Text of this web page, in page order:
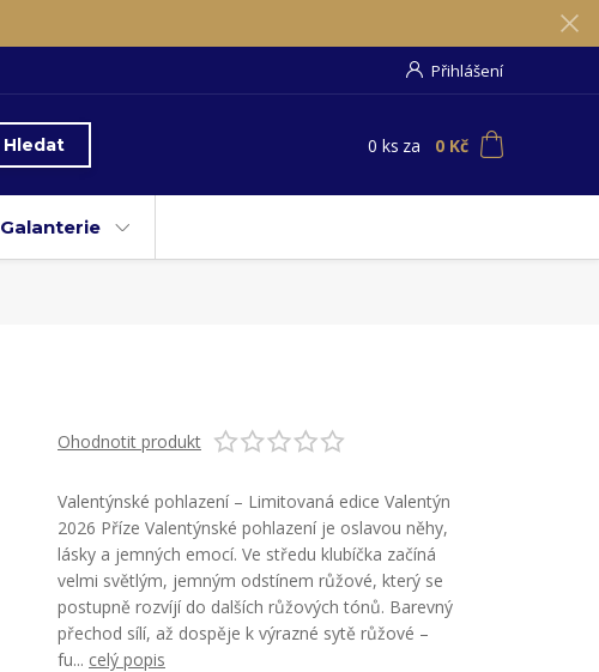
Přihlášení
Hledat 0 ks za 0 Kč
Galanterie
Ohodnotit produkt
Valentýnské pohlazení – Limitovaná edice Valentýn
2026 Příze Valentýnské pohlazení je oslavou něhy,
lásky a jemných emocí. Ve středu klubíčka začíná
velmi světlým, jemným odstínem růžové, který se
postupně rozvíjí do dalších růžových tónů. Barevný
přechod sílí, až dospěje k výrazné sytě růžové –
fu... celý popis